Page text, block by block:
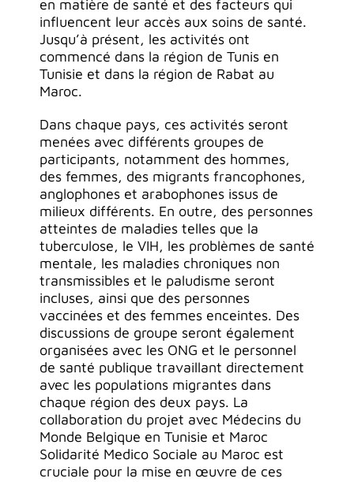
en matière de santé et des facteurs qui
influencent leur accès aux soins de santé.
Jusqu’à présent, les activités ont
commencé dans la région de Tunis en
Tunisie et dans la région de Rabat au
Maroc.
Dans chaque pays, ces activités seront
menées avec différents groupes de
participants, notamment des hommes,
des femmes, des migrants francophones,
anglophones et arabophones issus de
milieux différents. En outre, des personnes
atteintes de maladies telles que la
tuberculose, le VIH, les problèmes de santé
mentale, les maladies chroniques non
transmissibles et le paludisme seront
incluses, ainsi que des personnes
vaccinées et des femmes enceintes. Des
discussions de groupe seront également
organisées avec les ONG et le personnel
de santé publique travaillant directement
avec les populations migrantes dans
chaque région des deux pays. La
collaboration du projet avec Médecins du
Monde Belgique en Tunisie et Maroc
Solidarité Medico Sociale au Maroc est
cruciale pour la mise en œuvre de ces